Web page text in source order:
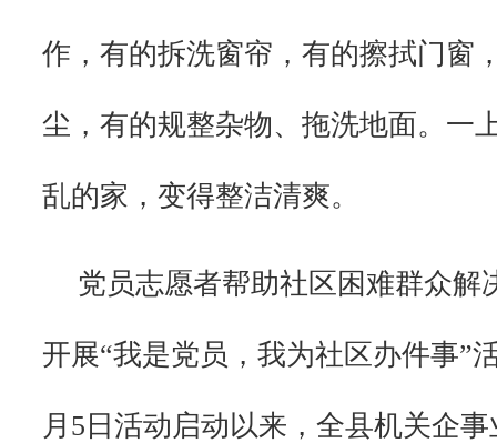
作，有的拆洗窗帘，有的擦拭门窗
尘，有的规整杂物、拖洗地面。一
乱的家，变得整洁清爽。
党员志愿者帮助社区困难群众解
开展“我是党员，我为社区办件事”
月5日活动启动以来，全县机关企